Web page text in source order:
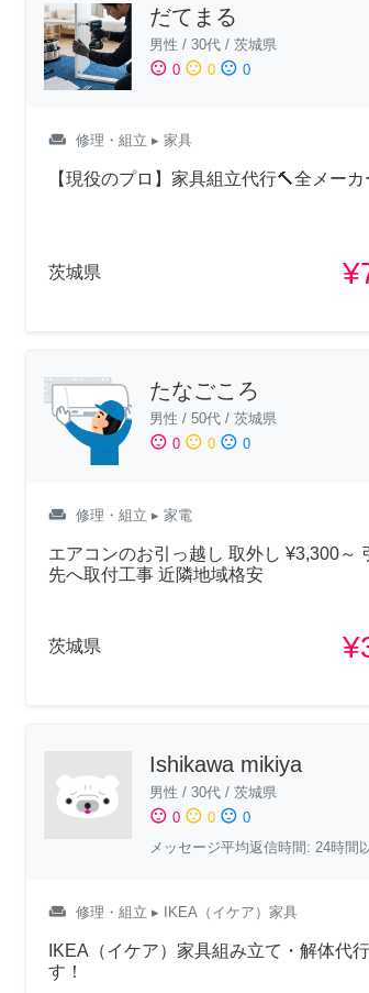
だてまる
男性 / 30代 / 茨城県
sentiment_satisfied 0 sentiment_neutral 0 sentiment_dissatisfied 0
weekend 修理・組立 ▸ 家具
【現役のプロ】家具組立代行🔨全メーカ
茨城県
たなごころ
男性 / 50代 / 茨城県
sentiment_satisfied 0 sentiment_neutral 0 sentiment_dissatisfied 0
weekend 修理・組立 ▸ 家電
エアコンのお引っ越し 取外し ¥3,300～
先へ取付工事 近隣地域格安
茨城県
Ishikawa mikiya
男性 / 30代 / 茨城県
sentiment_satisfied 0 sentiment_neutral 0 sentiment_dissatisfied 0
メッセージ平均返信時間: 24時間
weekend 修理・組立 ▸ IKEA（イケア）家具
IKEA（イケア）家具組み立て・解体代
す！